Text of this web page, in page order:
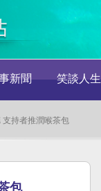
新聞 笑談人生
支持者推潤喉茶包
包